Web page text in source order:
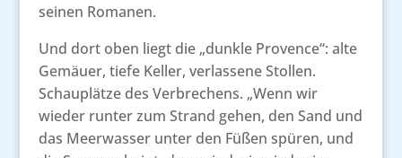
seinen Romanen.
Und dort oben liegt die „dunkle Provence“: alte
Gemäuer, tiefe Keller, verlassene Stollen.
Schauplätze des Verbrechens. „Wenn wir
wieder runter zum Strand gehen, den Sand und
das Meerwasser unter den Füßen spüren, und